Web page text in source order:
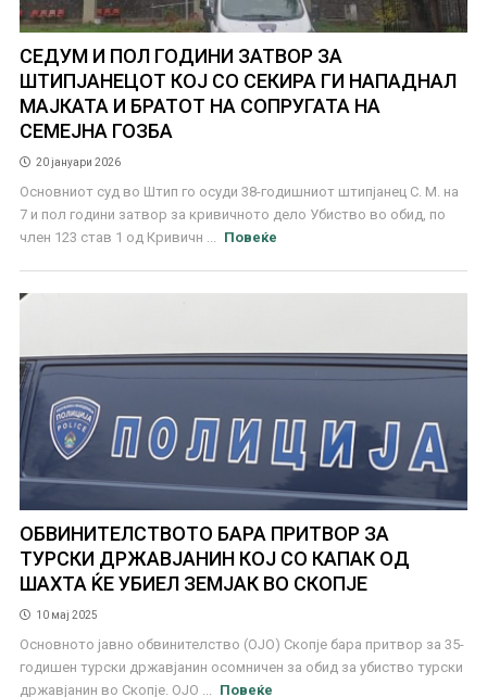
СЕДУМ И ПОЛ ГОДИНИ ЗАТВОР ЗА
ШТИПЈАНЕЦОТ КОЈ СО СЕКИРА ГИ НАПАДНАЛ
МАЈКАТА И БРАТОТ НА СОПРУГАТА НА
СЕМЕЈНА ГОЗБА
20 јануари 2026
Основниот суд во Штип го осуди 38-годишниот штипјанец С. М. на
7 и пол години затвор за кривичното дело Убиство во обид, по
член 123 став 1 од Кривичн ...
Повеќе
ОБВИНИТЕЛСТВОТО БАРА ПРИТВОР ЗА
ТУРСКИ ДРЖАВЈАНИН КОЈ СО КАПАК ОД
ШАХТА ЌЕ УБИЕЛ ЗЕМЈАК ВО СКОПЈЕ
10 мај 2025
Основното јавно обвинителство (ОЈО) Скопје бара притвор за 35-
годишен турски државјанин осомничен за обид за убиство турски
државјанин во Скопје. ОЈО ...
Повеќе